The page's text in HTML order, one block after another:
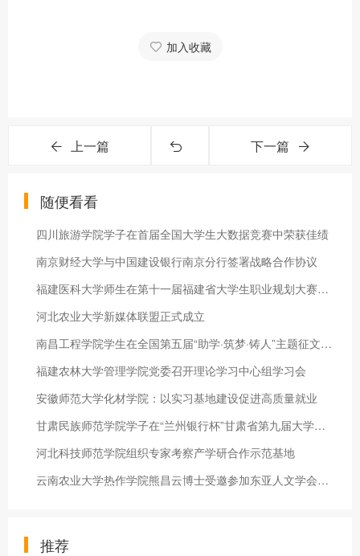
加入收藏
上一篇 下一篇
随便看看
四川旅游学院学子在首届全国大学生大数据竞赛中荣获佳绩
南京财经大学与中国建设银行南京分行签署战略合作协议
福建医科大学师生在第十一届福建省大学生职业规划大赛中荣获佳绩
河北农业大学新媒体联盟正式成立
南昌工程学院学生在全国第五届“助学·筑梦·铸人”主题征文中荣
福建农林大学管理学院党委召开理论学习中心组学习会
安徽师范大学化材学院：以实习基地建设促进高质量就业
甘肃民族师范学院学子在“兰州银行杯”甘肃省第九届大学生创新创
河北科技师范学院组织专家考察产学研合作示范基地
云南农业大学热作学院熊昌云博士受邀参加东亚人文学会（韩国）第
推荐